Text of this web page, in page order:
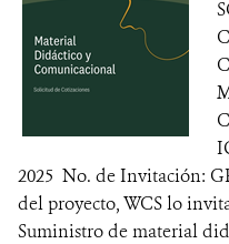
2025 No. de Invitación:
del proyecto, WCS lo
Suministro de material